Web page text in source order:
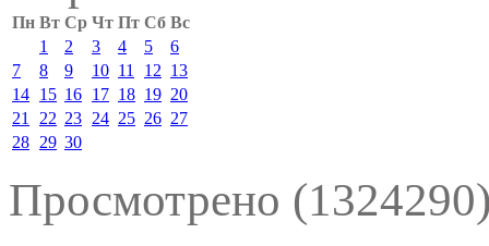
Пн Вт Ср Чт Пт Сб Вс
1
2 3 4 5
6
7
8 9 10 11 12 13
14 15 16 17 18 19 20
21
22 23 24 25 26 27
28 29 30
Просмотрено